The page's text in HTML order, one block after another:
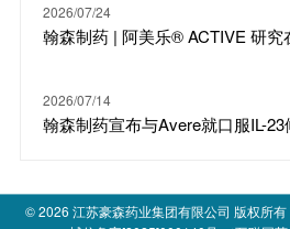
2026/07/24
2026/07/14
© 2026 江苏豪森药业集团有限公司 版权所有